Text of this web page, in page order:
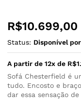
R$10.699,00
Status: Disponível
A partir de 12x de R$
Sofá Chesterfield é
tudo. Encosto e
dar essa sensação